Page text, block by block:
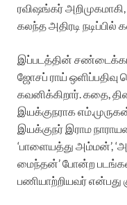
ரவிஷங்கர்
கலந்த அதிரடி நடிப்பில்
இப்படத்தின்
ஜோசப் ராய் ஒளிப்பதிவு
கவனிக்கிறார். கதை,
இயக்குநராக
இயக்குநர் இராம
‘பாளையத்து அம்மன்’,
மைந்தன்’ போன்ற
பணியாற்றியவர் என்பது